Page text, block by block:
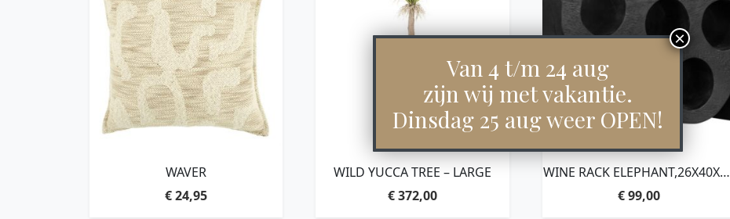
WAVER
€24,95
WILD YUCCA TREE – LARGE
€372,00
WINE RACK ELEPHANT,26X40X17
CM, SUAR WOOD, BLACK WITH
NATURAL CRACKS
€99,00
Van 4 t/m 24 aug
zijn wij met vakantie.
Dinsdag 25 aug weer OPEN!